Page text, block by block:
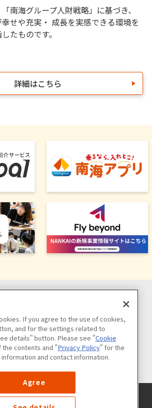
南海グループ人財戦略」に基づき、
せや充実・ 成長を実感できる環境を
たものです。
詳細はこちら
公式アカウント一覧
て プライバシーポリシー
サイトマップ
If you agree to the use of cookies,
and for the settings related to
details" button. Please see "Cookie
contents and "Privacy Policy" for the
and contact information.
Agree